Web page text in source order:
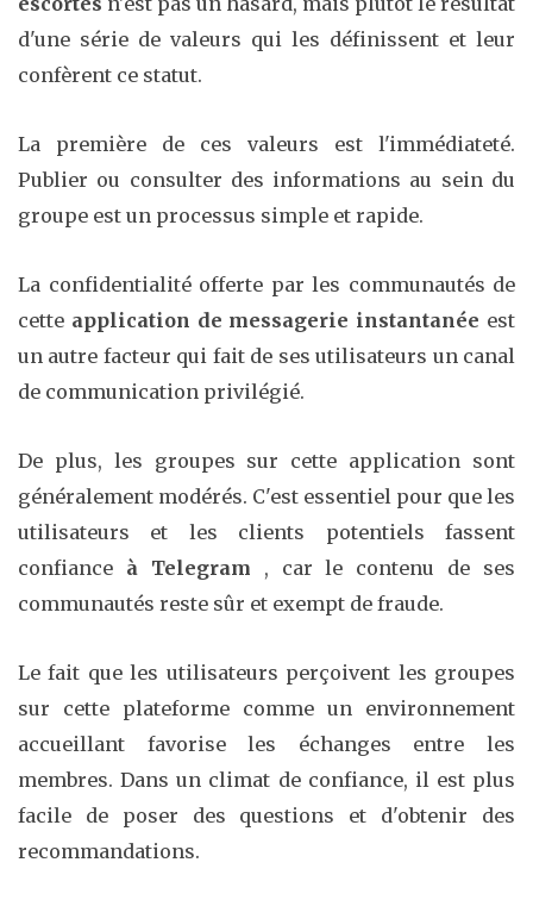
d'une série de valeurs qui les définissent et leur
confèrent ce statut.
La première de ces valeurs est l'immédiateté.
Publier ou consulter des informations au sein du
groupe est un processus simple et rapide.
La confidentialité offerte par les communautés de
cette application de messagerie instantanée est
un autre facteur qui fait de ses utilisateurs un canal
de communication privilégié.
De plus, les groupes sur cette application sont
généralement modérés. C'est essentiel pour que les
utilisateurs et les clients potentiels fassent
confiance à Telegram , car le contenu de ses
communautés reste sûr et exempt de fraude.
Le fait que les utilisateurs perçoivent les groupes
sur cette plateforme comme un environnement
accueillant favorise les échanges entre les
membres. Dans un climat de confiance, il est plus
facile de poser des questions et d'obtenir des
recommandations.